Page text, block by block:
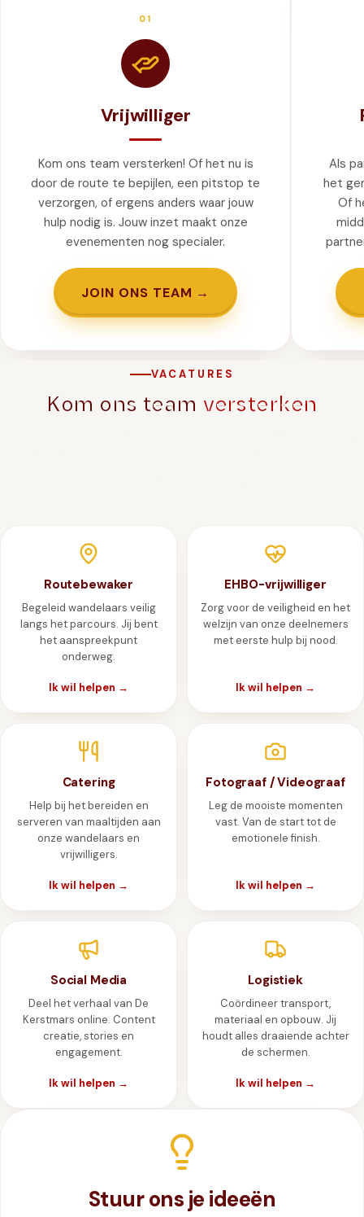
INSCHRIJVEN
01
Vrijwilliger
Kom ons team versterken! Of het nu is
door de route te bepijlen, een pitstop te
verzorgen, of ergens anders waar jouw
hulp nodig is. Jouw inzet maakt onze
evenementen nog specialer.
JOIN ONS TEAM →
Als
het
Of
VACATURES
Kom ons team versterken
Routebewaker
Begeleid wandelaars veilig
langs het parcours. Jij bent
het aanspreekpunt
onderweg.
Ik wil helpen →
EHBO-vrijwilliger
Zorg voor de veiligheid en het
welzijn van onze deelnemers
met eerste hulp bij nood.
Ik wil helpen →
Catering
Help bij het bereiden en
serveren van maaltijden aan
onze wandelaars en
vrijwilligers.
Ik wil helpen →
Fotograaf / Videograaf
Leg de mooiste momenten
vast. Van de start tot de
emotionele finish.
Ik wil helpen →
Social Media
Deel het verhaal van De
Kerstmars online. Content
creatie, stories en
engagement.
Ik wil helpen →
Logistiek
Coördineer transport,
materiaal en opbouw. Jij
houdt alles draaiende achter
de schermen.
Ik wil helpen →
Stuur ons je ideeën